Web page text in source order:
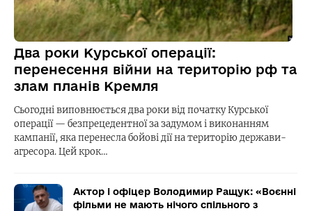
Два роки Курської операції:
перенесення війни на територію рф та
злам планів Кремля
Сьогодні виповнюється два роки від початку Курської
операції — безпрецедентної за задумом і виконанням
кампанії, яка перенесла бойові дії на територію держави-
агресора. Цей крок…
Актор і офіцер Володимир Ращук: «Воєнні
фільми не мають нічого спільного з